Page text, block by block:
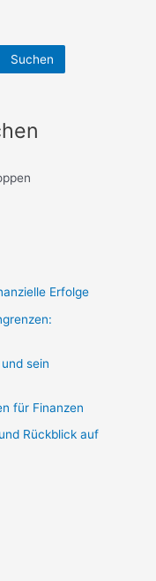
Suchen
Erfolge
sein
für Finanzen
Rückblick auf